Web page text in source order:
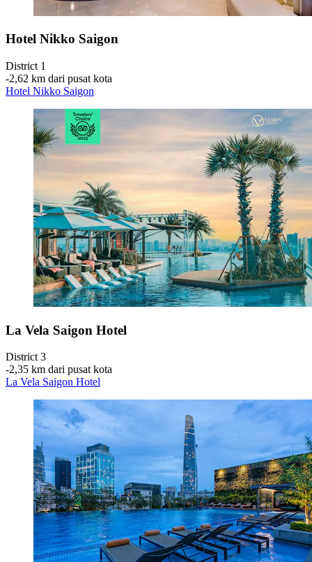
Hotel Nikko Saigon
District 1
‐2,62 km dari pusat kota
Hotel Nikko Saigon
La Vela Saigon Hotel
District 3
‐2,35 km dari pusat kota
La Vela Saigon Hotel